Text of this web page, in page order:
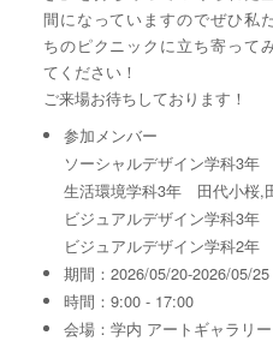
間になっていますのでぜひ私
ちのピクニックに立ち寄って
てください！
ご来場お待ちしております！
参加メンバー
ソーシャルデザイン学科3
生活環境学科3年 田代小桜,
ビジュアルデザイン学科3
ビジュアルデザイン学科2
期間：2026/05/20-2026/05/25
時間：9:00 - 17:00
会場：学内 アートギャラリー